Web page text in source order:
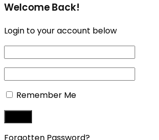
Welcome Back!
Login to your account below
Remember Me